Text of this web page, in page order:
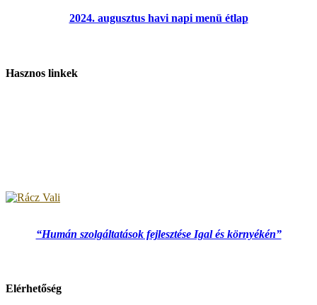
2024. augusztus havi napi menü étlap
Hasznos linkek
“Humán szolgáltatások fejlesztése Igal és környékén”
Elérhetőség